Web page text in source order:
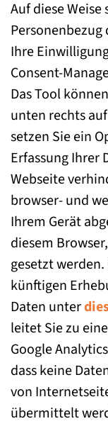
Auf diese
Personenbezug
Ihre
Consent-
Das Tool
unten rechts
setzen Sie ein
Erfassung Ihrer
Webseite
browser- und
Ihrem Gerät
diesem
gesetzt
künftigen
Daten unter
leitet Sie zu
Google
dass keine
von
übermittelt